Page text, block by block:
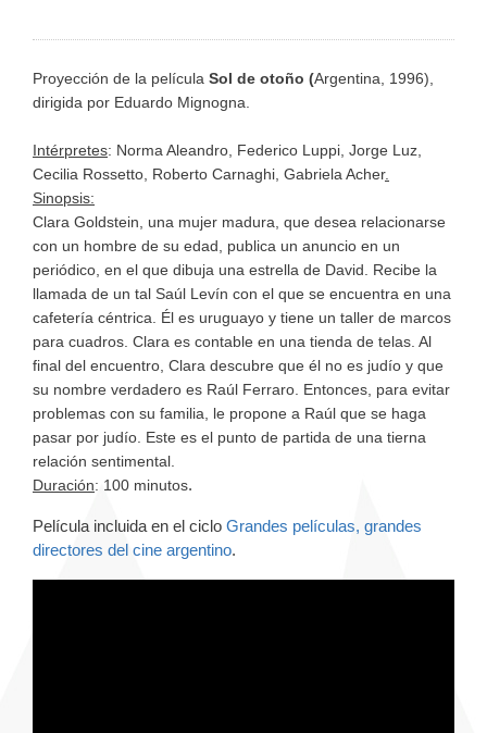
Proyección de la película Sol de otoño (Argentina, 1996),
dirigida por Eduardo Mignogna.
Intérpretes: Norma Aleandro, Federico Luppi, Jorge Luz,
Cecilia Rossetto, Roberto Carnaghi, Gabriela Acher.
Sinopsis:
Clara Goldstein, una mujer madura, que desea relacionarse
con un hombre de su edad, publica un anuncio en un
periódico, en el que dibuja una estrella de David. Recibe la
llamada de un tal Saúl Levín con el que se encuentra en una
cafetería céntrica. Él es uruguayo y tiene un taller de marcos
para cuadros. Clara es contable en una tienda de telas. Al
final del encuentro, Clara descubre que él no es judío y que
su nombre verdadero es Raúl Ferraro. Entonces, para evitar
problemas con su familia, le propone a Raúl que se haga
pasar por judío. Este es el punto de partida de una tierna
relación sentimental.
Duración: 100 minutos.
Película incluida en el ciclo Grandes películas, grandes
directores del cine argentino.